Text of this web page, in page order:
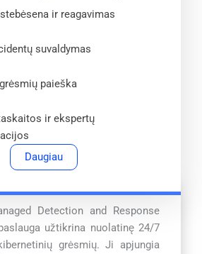
Detection and Response
užtikrina nuolatinę 24/7
grėsmių. Ji apjungia
ir reagavimas
suvaldymas
paieška
ir ekspertų
Daugiau